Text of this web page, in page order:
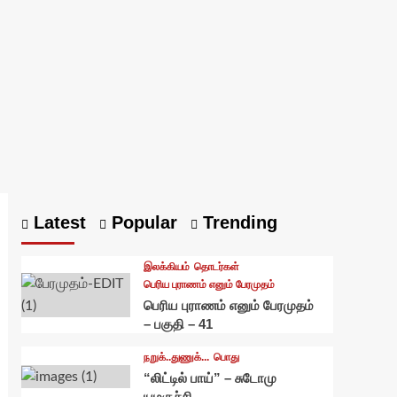
Latest Popular Trending
இலக்கியம் தொடர்கள்
பெரிய புராணம் எனும் பேரமுதம்
பெரிய புராணம் எனும் பேரமுதம்
– பகுதி – 41
நறுக்..துணுக்... பொது
“லிட்டில் பாய்” – சுடோமு